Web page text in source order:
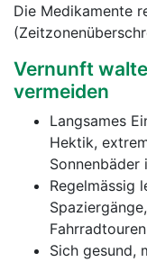
Die Medikamente
Vernunft
vermeiden
Langsames
Hektik,
Sonnenbäder
Regelmässig
Sich gesund,